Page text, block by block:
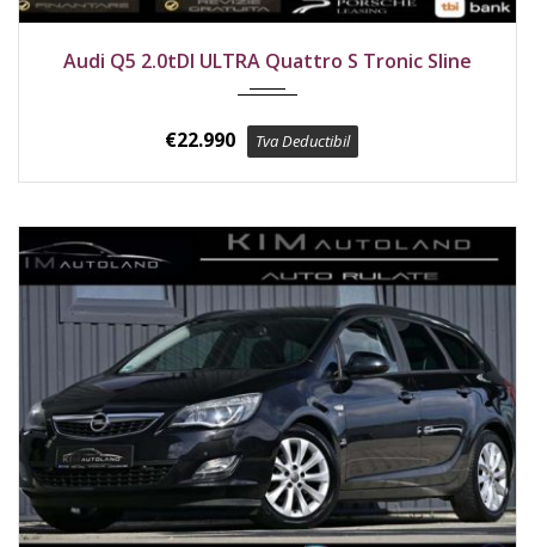
Audi Q5 2.0tDI ULTRA Quattro S Tronic Sline
€22.990 Tva Deductibil